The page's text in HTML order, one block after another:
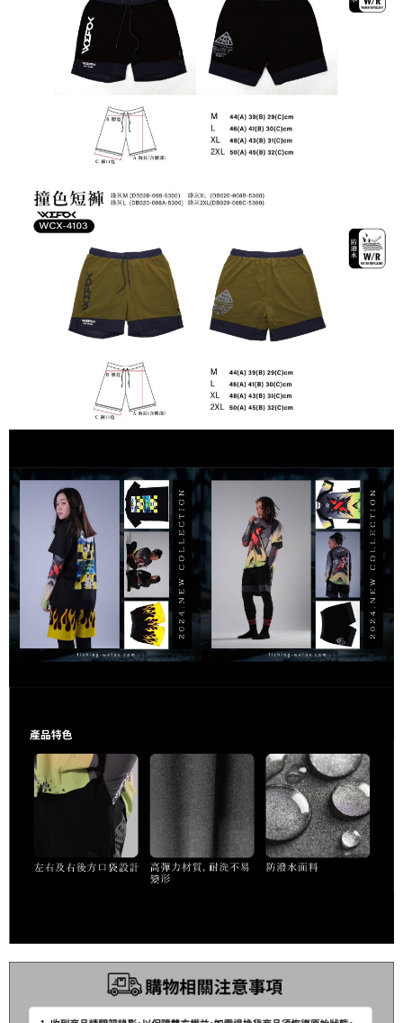
４．使用「AFTEE先享後付」時，將依據個別帳號之用戶狀況，依本公司即
時審查核予不同之上限額度；若仍有額度不足之情形，本公司將視審查結果
請求用戶進行身份認證。
５．嚴禁一人註冊多個帳號或使用他人資訊註冊。若發現惡意使用之情形，
恩沛科技股份有限公司將有權停止該用戶之使用額度並採取法律行動。
貨到付款（門市自取請勿下單，請聯繫客服）
每筆NT$200，滿NT$3,000(含以上)免運費
國家/地區配送(**下單前請私訊客服確認實際運費(運費另
計)，訂單才得以成立**)